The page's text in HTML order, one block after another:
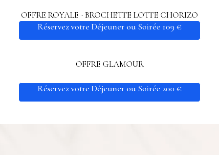
OFFRE ROYALE - BROCHETTE LOTTE CHORIZO
Réservez votre Déjeuner ou Soirée 109 €
OFFRE GLAMOUR
Réservez votre Déjeuner ou Soirée 200 €